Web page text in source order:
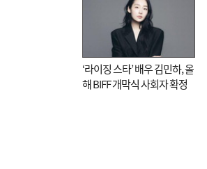
‘라이징 스타’ 배우 김민하, 올
해 BIFF 개막식 사회자 확정